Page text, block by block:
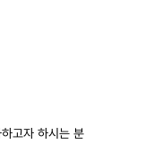
고자 하시는 분